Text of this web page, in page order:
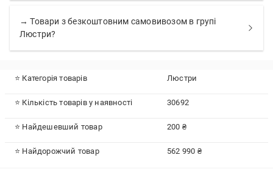
→ Товари з безкоштовним самовивозом в групі
Люстри?
⭐ Категорія товарів Люстри
⭐ Кількість товарів у наявності 30692
⭐ Найдешевший товар 200 ₴
⭐ Найдорожчий товар 562 990 ₴